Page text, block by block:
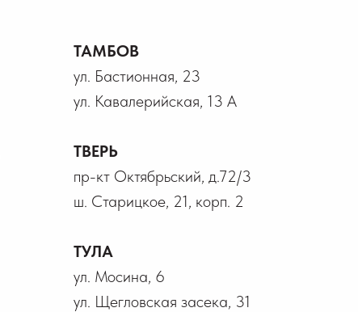
ТАМБОВ
ул. Бастионная, 23
ул. Кавалерийская, 13 А
ТВЕРЬ
пр-кт Октябрьский, д.72/3
ш. Старицкое, 21, корп. 2
ТУЛА
ул. Мосина, 6
ул. Щегловская засека, 31